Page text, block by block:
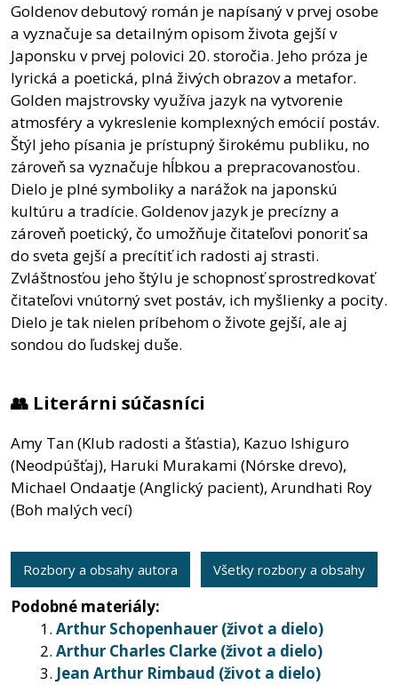
Goldenov debutový román je napísaný v prvej osobe
a vyznačuje sa detailným opisom života gejší v
Japonsku v prvej polovici 20. storočia. Jeho próza je
lyrická a poetická, plná živých obrazov a metafor.
Golden majstrovsky využíva jazyk na vytvorenie
atmosféry a vykreslenie komplexných emócií postáv.
Štýl jeho písania je prístupný širokému publiku, no
zároveň sa vyznačuje hĺbkou a prepracovanosťou.
Dielo je plné symboliky a narážok na japonskú
kultúru a tradície. Goldenov jazyk je precízny a
zároveň poetický, čo umožňuje čitateľovi ponoriť sa
do sveta gejší a precítiť ich radosti aj strasti.
Zvláštnosťou jeho štýlu je schopnosť sprostredkovať
čitateľovi vnútorný svet postáv, ich myšlienky a pocity.
Dielo je tak nielen príbehom o živote gejší, ale aj
sondou do ľudskej duše.
👥 Literárni súčasníci
Amy Tan (Klub radosti a šťastia), Kazuo Ishiguro
(Neodpúšťaj), Haruki Murakami (Nórske drevo),
Michael Ondaatje (Anglický pacient), Arundhati Roy
(Boh malých vecí)
Rozbory a obsahy autora Všetky rozbory a obsahy
Podobné materiály:
Arthur Schopenhauer (život a dielo)
Arthur Charles Clarke (život a dielo)
Jean Arthur Rimbaud (život a dielo)